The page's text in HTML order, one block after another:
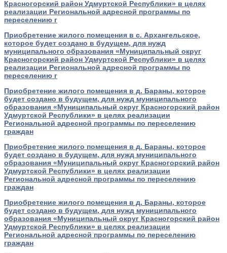
Красногорский район Удмуртской Республики» в целях
реализации Региональной адресной программы по
переселению г
Приобретение жилого помещения в с. Архангельское,
которое будет создано в будущем, для нужд
муниципального образования «Муниципальный округ
Красногорский район Удмуртской Республики» в целях
реализации Региональной адресной программы по
переселению г
Приобретение жилого помещения в д. Бараны, которое
будет создано в будущем, для нужд муниципального
образования «Муниципальный округ Красногорский район
Удмуртской Республики» в целях реализации
Региональной адресной программы по переселению
граждан
Приобретение жилого помещения в д. Бараны, которое
будет создано в будущем, для нужд муниципального
образования «Муниципальный округ Красногорский район
Удмуртской Республики» в целях реализации
Региональной адресной программы по переселению
граждан
Приобретение жилого помещения в д. Бараны, которое
будет создано в будущем, для нужд муниципального
образования «Муниципальный округ Красногорский район
Удмуртской Республики» в целях реализации
Региональной адресной программы по переселению
граждан